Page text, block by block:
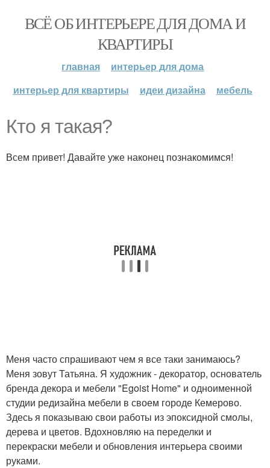
ВСЁ ОБ ИНТЕРЬЕРЕ ДЛЯ ДОМА И
КВАРТИРЫ
главная
интерьер для дома
интерьер для квартиры
идеи дизайна мебель
Кто я такая?
Всем привет! Давайте уже наконец познакомимся!
Меня часто спрашивают чем я все таки занимаюсь?
Меня зовут Татьяна. Я художник - декоратор, основатель
бренда декора и мебели "Egoist Home" и одноименной
студии редизайна мебели в своем городе Кемерово.
Здесь я показываю свои работы из эпоксидной смолы,
дерева и цветов. Вдохновляю на переделки и
перекраски мебели и обновления интерьера своими
руками.